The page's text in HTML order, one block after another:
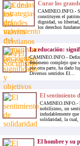
Curar los
CAMINEO.INFO.-
constituyen el
dignidad, su
los derechos
La educación:
CAMINEO.INFO.-
fenómeno complejo que
por otra parte, ha dado
Diversos sentidos El...
El sentimiento
CAMINEO.INFO.-
nobilísimo, un
indudablemente
solidaridad, la cual,
El hombre y su